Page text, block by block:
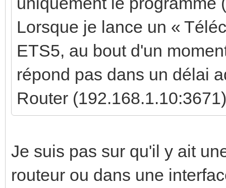
Lorsque je lance un «
ETS5, au bout d'un
répond pas dans un délai
Router
Je suis pas sur qu'il y ait
routeur ou dans une